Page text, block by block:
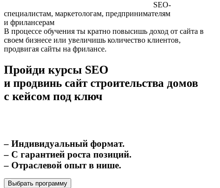
SEO-
специалистам, маркетологам, предпринимателям
и фрилансерам
В процессе обучения ты кратно повысишь доход от сайта в
своем бизнесе или увеличишь количество клиентов,
продвигая сайты на фрилансе.
Пройди курсы SEO
и продвинь сайт строительства домов
с кейсом под ключ
– Индивидуальный формат.
– С гарантией роста позиций.
– Отраслевой опыт в нише.
Выбрать программу